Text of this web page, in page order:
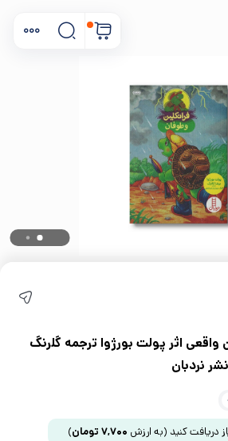
واقعی اثر پولت بورژوا ترجمه گلرنگ
نردبان
دریافت کنید (به ارزش 7,700 تومان)